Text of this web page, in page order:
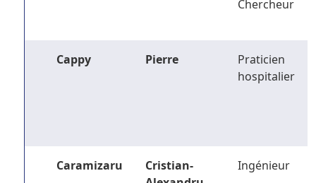
Chercheur
Cappy Pierre
Praticien
hospitalier
Caramizaru
Cristian-
Ingénieur